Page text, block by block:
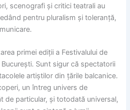
scenografi și critici teatrali au
pentru pluralism și toleranță,
primei ediții a Festivalului de
București. Sunt sigur că spectatorii
artiștilor din țările balcanice.
un întreg univers de
de particular, și totodată universal,